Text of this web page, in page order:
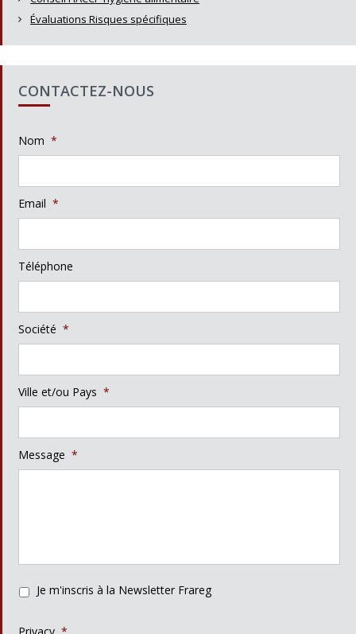
Évaluations Risques spécifiques
CONTACTEZ-NOUS
Nom *
Email *
Téléphone
Société *
Ville et/ou Pays *
Message *
Je m'inscris à la Newsletter Frareg